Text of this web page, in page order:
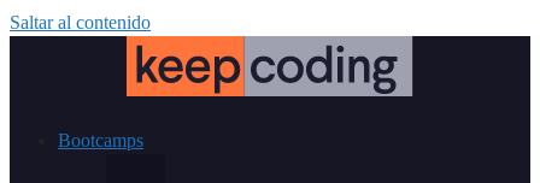
Saltar al contenido
Bootcamps